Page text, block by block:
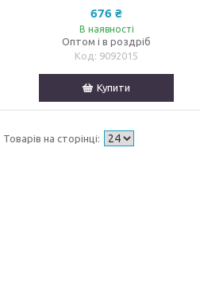
676 ₴
В наявності
Оптом і в роздріб
9092015
Купити